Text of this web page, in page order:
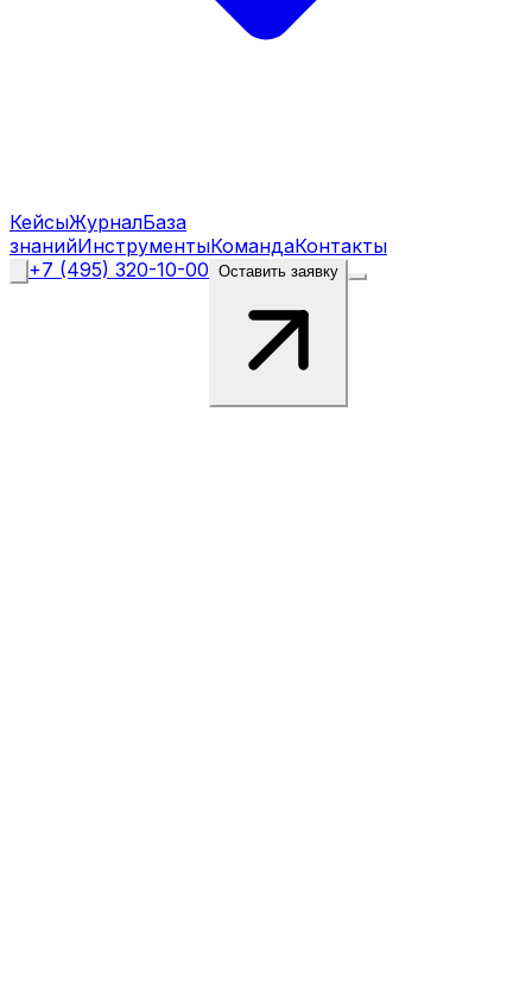
КейсыЖурналБаза
знанийИнструментыКомандаКонтакты
+7 (495) 320-10-00 Оставить заявку